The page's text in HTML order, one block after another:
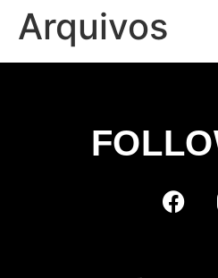
Arquivos